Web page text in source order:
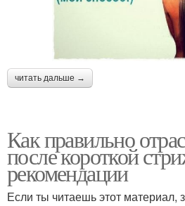
читать дальше →
Как правильно
после короткой
рекомендации
Если ты читаешь этот материал,